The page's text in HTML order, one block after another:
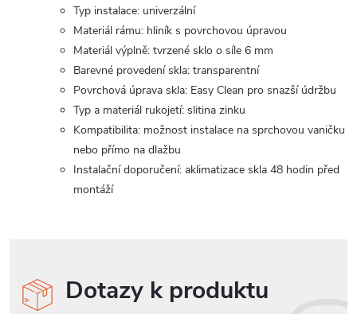
Typ instalace: univerzální
Materiál rámu: hliník s povrchovou úpravou
Materiál výplně: tvrzené sklo o síle 6 mm
Barevné provedení skla: transparentní
Povrchová úprava skla: Easy Clean pro snazší údržbu
Typ a materiál rukojetí: slitina zinku
Kompatibilita: možnost instalace na sprchovou vaničku
nebo přímo na dlažbu
Instalační doporučení: aklimatizace skla 48 hodin před
montáží
Dotazy k produktu